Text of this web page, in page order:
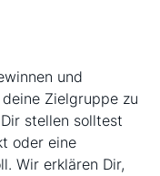
und
Zielgruppe zu
stellen solltest
oder eine
Wir erklären Dir,